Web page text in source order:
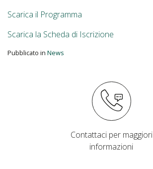
Scarica il Programma
Scarica la Scheda di Iscrizione
Pubblicato in News
Contattaci per maggiori
informazioni